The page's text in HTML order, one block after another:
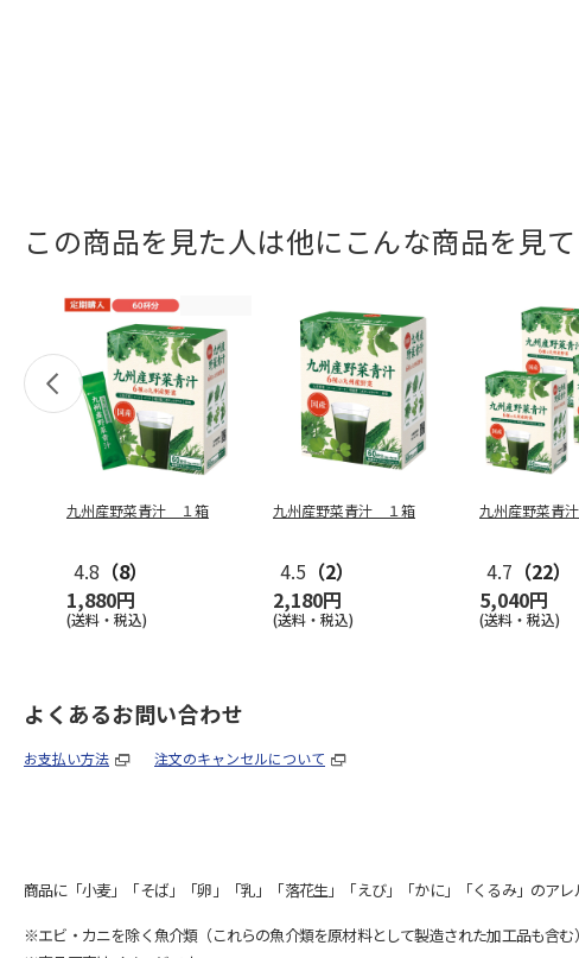
この商品を見た人は他にこんな商品を見て
九州産野菜青汁 １箱
4.8 （8）
1,880円
(送料・税込)
九州産野菜青汁 １箱
4.5 （2）
2,180円
(送料・税込)
九州産野菜青
4.7 （22）
5,040円
(送料・税込)
よくあるお問い合わせ
お支払い方法 注文のキャンセルについて
商品に「小麦」「そば」「卵」「乳」「落花生」「えび」「かに」「くるみ」のア
※エビ・カニを除く魚介類（これらの魚介類を原材料として製造された加工品も含